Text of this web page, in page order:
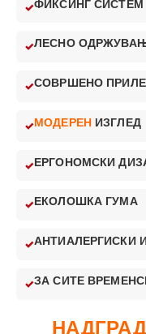
ФИКСИНГ СИСТЕМ
ЛЕСНО
СОВРШЕНО
МОДЕРЕН ИЗГЛЕД
ЕРГОНОМСКИ
ЕКОЛОШКА ГУМА
АНТИАЛЕРГИСКИ
ЗА СИТЕ